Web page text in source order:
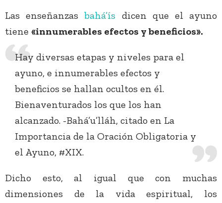
Las enseñanzasbahá’ís dicen que el ayuno
tiene «innumerables efectos y beneficios».
Hay diversas etapas y niveles para el
ayuno, e innumerables efectos y
beneficios se hallan ocultos en él.
Bienaventurados los que los han
alcanzado. -Bahá’u’lláh, citado en La
Importancia de la Oración Obligatoria y
el Ayuno, #XIX.
Dicho esto, al igual que con muchas
dimensiones de la vida espiritual, los